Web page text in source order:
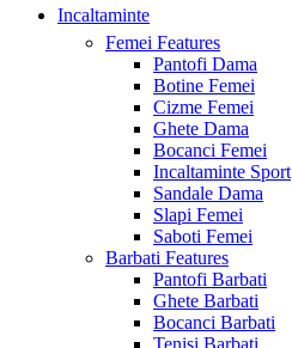
Incaltaminte
Femei Features
Pantofi Dama
Botine Femei
Cizme Femei
Ghete Dama
Bocanci Femei
Incaltaminte Sport
Sandale Dama
Slapi Femei
Saboti Femei
Barbati Features
Pantofi Barbati
Ghete Barbati
Bocanci Barbati
Tenisi Barbati